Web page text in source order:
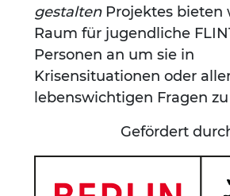
gestalten Projektes bieten
Raum für jugendliche
Personen an um sie in
Krisensituationen oder
lebenswichtigen Fragen
Gefördert